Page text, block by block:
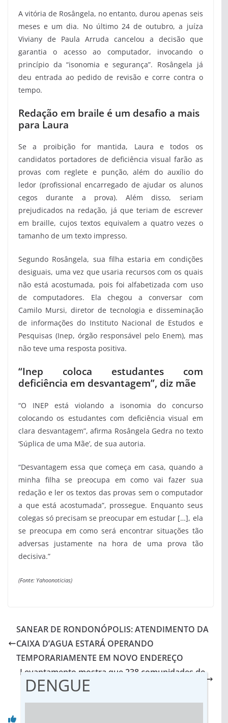
A vitória de Rosângela, no entanto, durou apenas seis
meses e um dia. No último 24 de outubro, a juíza
Viviany de Paula Arruda cancelou a decisão que
garantia o acesso ao computador, invocando o
princípio da “isonomia e segurança”. Rosângela já
deu entrada ao pedido de revisão e corre contra o
tempo.
Redação em braile é um desafio a mais
para Laura
Se a proibição for mantida, Laura e todos os
candidatos portadores de deficiência visual farão as
provas com reglete e punção, além do auxílio do
ledor (profissional encarregado de ajudar os alunos
cegos durante a prova). Além disso, seriam
prejudicados na redação, já que teriam de escrever
em braille, cujos textos equivalem a quatro vezes o
tamanho de um texto impresso.
Segundo Rosângela, sua filha estaria em condições
desiguais, uma vez que usaria recursos com os quais
não está acostumada, pois foi alfabetizada com uso
de computadores. Ela chegou a conversar com
Camilo Mursi, diretor de tecnologia e disseminação
de informações do Instituto Nacional de Estudos e
Pesquisas (Inep, órgão responsável pelo Enem), mas
não teve uma resposta positiva.
“Inep coloca estudantes com
deficiência em desvantagem”, diz mãe
“O INEP está violando a isonomia do concurso
colocando os estudantes com deficiência visual em
clara desvantagem”, afirma Rosângela Gedra no texto
‘Súplica de uma Mãe’, de sua autoria.
“Desvantagem essa que começa em casa, quando a
minha filha se preocupa em como vai fazer sua
redação e ler os textos das provas sem o computador
a que está acostumada”, prossegue. Enquanto seus
colegas só precisam se preocupar em estudar […], ela
se preocupa em como será encontrar situações tão
adversas justamente na hora de uma prova tão
decisiva.”
(Fonte: Yahoonoticias)
SANEAR DE RONDONÓPOLIS: ATENDIMENTO DA
CAIXA D’AGUA ESTARÁ OPERANDO
TEMPORARIAMENTE EM NOVO ENDEREÇO
Levantamento mostra que 238 comunidades de
povos tradicionais vivem em Mato Grosso
DENGUE